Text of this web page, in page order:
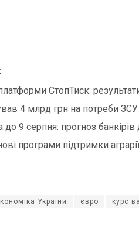
СтопТиск:
4 млрд грн на потреби ЗСУ
до 9 серпня: прогноз банкірів
програми підтримки
України євро курс